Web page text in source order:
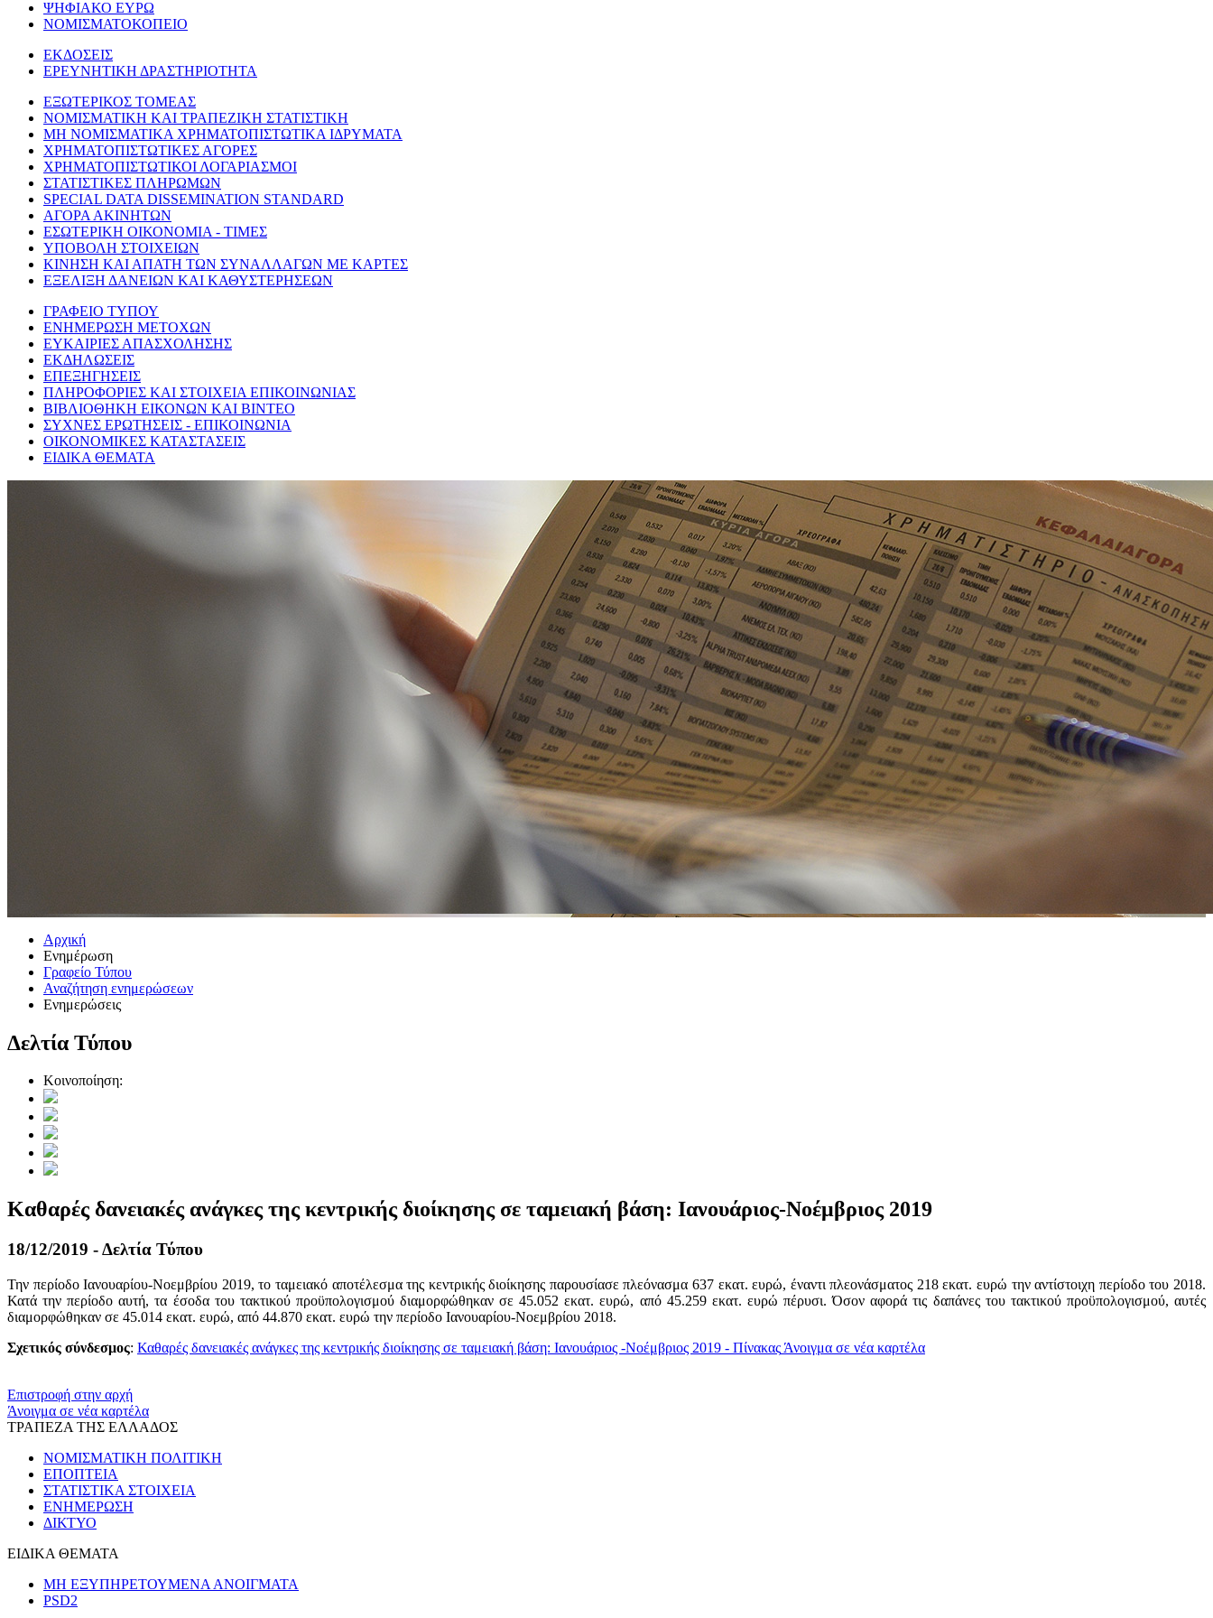
ΨΗΦΙΑΚΟ ΕΥΡΩ
ΝΟΜΙΣΜΑΤΟΚΟΠΕΙΟ
ΕΚΔΟΣΕΙΣ
ΕΡΕΥΝΗΤΙΚΗ ΔΡΑΣΤΗΡΙΟΤΗΤΑ
ΕΞΩΤΕΡΙΚΟΣ ΤΟΜΕΑΣ
ΝΟΜΙΣΜΑΤΙΚΗ ΚΑΙ ΤΡΑΠΕΖΙΚΗ ΣΤΑΤΙΣΤΙΚΗ
ΜΗ ΝΟΜΙΣΜΑΤΙΚΑ ΧΡΗΜΑΤΟΠΙΣΤΩΤΙΚΑ ΙΔΡΥΜΑΤΑ
ΧΡΗΜΑΤΟΠΙΣΤΩΤΙΚΕΣ ΑΓΟΡΕΣ
ΧΡΗΜΑΤΟΠΙΣΤΩΤΙΚΟΙ ΛΟΓΑΡΙΑΣΜΟΙ
ΣΤΑΤΙΣΤΙΚΕΣ ΠΛΗΡΩΜΩΝ
SPECIAL DATA DISSEMINATION STANDARD
ΑΓΟΡΑ ΑΚΙΝΗΤΩΝ
ΕΣΩΤΕΡΙΚΗ ΟΙΚΟΝΟΜΙΑ - ΤΙΜΕΣ
ΥΠΟΒΟΛΗ ΣΤΟΙΧΕΙΩΝ
ΚΙΝΗΣΗ ΚΑΙ ΑΠΑΤΗ ΤΩΝ ΣΥΝΑΛΛΑΓΩΝ ΜΕ ΚΑΡΤΕΣ
ΕΞΕΛΙΞΗ ΔΑΝΕΙΩΝ ΚΑΙ ΚΑΘΥΣΤΕΡΗΣΕΩΝ
ΓΡΑΦΕΙΟ ΤΥΠΟΥ
ΕΝΗΜΕΡΩΣΗ ΜΕΤΟΧΩΝ
ΕΥΚΑΙΡΙΕΣ ΑΠΑΣΧΟΛΗΣΗΣ
ΕΚΔΗΛΩΣΕΙΣ
ΕΠΕΞΗΓΗΣΕΙΣ
ΠΛΗΡΟΦΟΡΙΕΣ ΚΑΙ ΣΤΟΙΧΕΙΑ ΕΠΙΚΟΙΝΩΝΙΑΣ
ΒΙΒΛΙΟΘΗΚΗ ΕΙΚΟΝΩΝ ΚΑΙ ΒΙΝΤΕΟ
ΣΥΧΝΕΣ ΕΡΩΤΗΣΕΙΣ - ΕΠΙΚΟΙΝΩΝΙΑ
ΟΙΚΟΝΟΜΙΚΕΣ ΚΑΤΑΣΤΑΣΕΙΣ
ΕΙΔΙΚΑ ΘΕΜΑΤΑ
Αρχική
Ενημέρωση
Γραφείο Τύπου
Αναζήτηση ενημερώσεων
Ενημερώσεις
Δελτία Τύπου
Κοινοποίηση:
Καθαρές δανειακές ανάγκες της κεντρικής διοίκησης σε ταμειακή βάση: Ιανουάριος-Νοέμβριος 2019
18/12/2019 - Δελτία Τύπου
Την περίοδο Ιανουαρίου-Νοεμβρίου 2019, το ταμειακό αποτέλεσμα της κεντρικής διοίκησης παρουσίασε πλεόνασμα 637 εκατ. ευρώ, έναντι πλεονάσματος 218 εκατ. ευρώ την αντίστοιχη περίοδο του 2018.
Κατά την περίοδο αυτή, τα έσοδα του τακτικού προϋπολογισμού διαμορφώθηκαν σε 45.052 εκατ. ευρώ, από 45.259 εκατ. ευρώ πέρυσι. Όσον αφορά τις δαπάνες του τακτικού προϋπολογισμού, αυτές
διαμορφώθηκαν σε 45.014 εκατ. ευρώ, από 44.870 εκατ. ευρώ την περίοδο Ιανουαρίου-Νοεμβρίου 2018.
Σχετικός σύνδεσμος: Καθαρές δανειακές ανάγκες της κεντρικής διοίκησης σε ταμειακή βάση: Ιανουάριος -Νοέμβριος 2019 - Πίνακας Άνοιγμα σε νέα καρτέλα
Επιστροφή στην αρχή
Άνοιγμα σε νέα καρτέλα
ΤΡΑΠΕΖΑ ΤΗΣ ΕΛΛΑΔΟΣ
ΝΟΜΙΣΜΑΤΙΚΗ ΠΟΛΙΤΙΚΗ
ΕΠΟΠΤΕΙΑ
ΣΤΑΤΙΣΤΙΚΑ ΣΤΟΙΧΕΙΑ
ΕΝΗΜΕΡΩΣΗ
ΔΙΚΤΥΟ
ΕΙΔΙΚΑ ΘΕΜΑΤΑ
ΜΗ ΕΞΥΠΗΡΕΤΟΥΜΕΝΑ ΑΝΟΙΓΜΑΤΑ
PSD2